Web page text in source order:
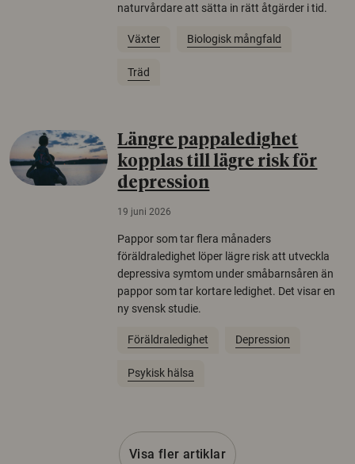
naturvårdare att sätta in rätt åtgärder i tid.
Växter Biologisk mångfald
Träd
Längre pappaledighet
kopplas till lägre risk för
depression
19 juni 2026
Pappor som tar flera månaders
föräldraledighet löper lägre risk att utveckla
depressiva symtom under småbarnsåren än
pappor som tar kortare ledighet. Det visar en
ny svensk studie.
Föräldraledighet Depression
Psykisk hälsa
Visa fler artiklar